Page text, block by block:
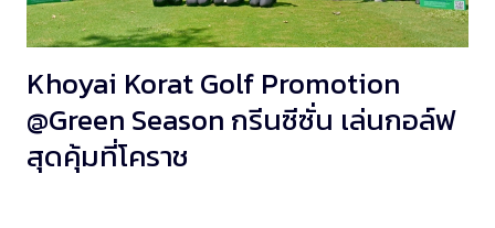
Khoyai Korat Golf Promotion
@Green Season กรีนซีซั่น เล่นกอล์ฟ
สุดคุ้มที่โคราช